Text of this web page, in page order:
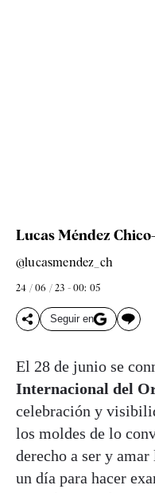
Lucas Méndez
@lucasmendez_ch
24 / 06 / 23 - 00: 05
Seguir en
El 28 de junio se
Internacional del
celebración y
los moldes de lo
derecho a ser y
un día para hacer